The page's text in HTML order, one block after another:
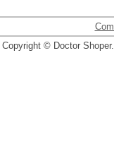
Copyright © Doctor Shoper.